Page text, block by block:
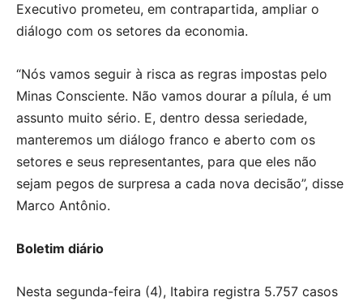
Executivo prometeu, em contrapartida, ampliar o
diálogo com os setores da economia.
“Nós vamos seguir à risca as regras impostas pelo
Minas Consciente. Não vamos dourar a pílula, é um
assunto muito sério. E, dentro dessa seriedade,
manteremos um diálogo franco e aberto com os
setores e seus representantes, para que eles não
sejam pegos de surpresa a cada nova decisão”, disse
Marco Antônio.
Boletim diário
Nesta segunda-feira (4), Itabira registra 5.757 casos